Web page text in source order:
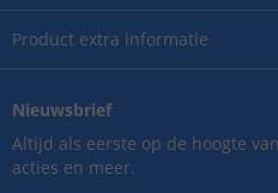
Product extra informatie
Nieuwsbrief
Altijd als eerste op de hoogte
acties en meer.